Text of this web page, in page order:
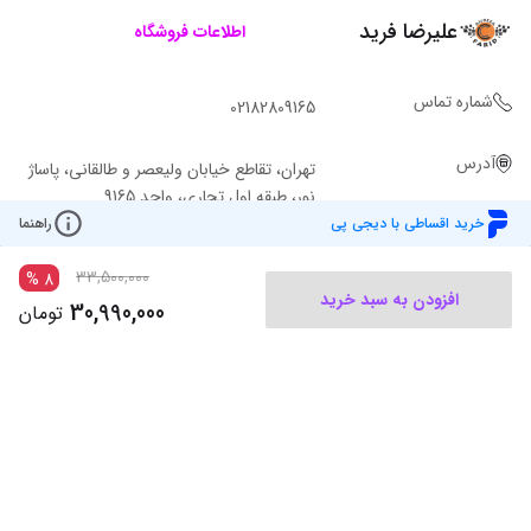
خرید اقساطی با دیجی پی راهنما
افزودن به سبد خرید
33,500,000
8
%
30,990,000 تومان
علیرضا فرید اطلاعات فروشگاه
شماره تماس 02182809165
آدرس
تهران، تقاطع خیابان ولیعصر و طالقانی، پاساژ
نور، طبقه اول تجاری، واحد 9165